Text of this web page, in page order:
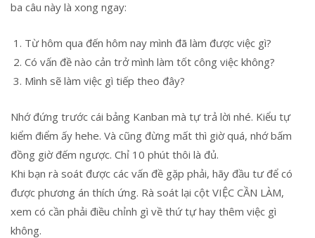
ba câu này là xong ngay:
Từ hôm qua đến hôm nay mình đã làm được việc gì?
Có vấn đề nào cản trở mình làm tốt công việc không?
Mình sẽ làm việc gì tiếp theo đây?
Nhớ đứng trước cái bảng Kanban mà tự trả lời nhé. Kiểu tự
kiểm điểm ấy hehe. Và cũng đừng mất thì giờ quá, nhớ bấm
đồng giờ đếm ngược. Chỉ 10 phút thôi là đủ.
Khi bạn rà soát được các vấn đề gặp phải, hãy đầu tư để có
được phương án thích ứng. Rà soát lại cột VIỆC CẦN LÀM,
xem có cần phải điều chỉnh gì về thứ tự hay thêm việc gì
không.